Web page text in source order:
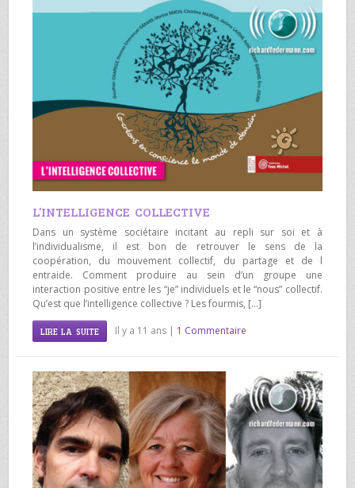
L’INTELLIGENCE COLLECTIVE
Dans un système sociétaire incitant au repli sur soi et à
l’individualisme, il est bon de retrouver le sens de la
coopération, du mouvement collectif, du partage et de l
entraide. Comment produire au sein d’un groupe une
interaction positive entre les “je” individuels et le “nous” collectif.
Qu’est que l’intelligence collective ? Les fourmis, […]
LIRE LA SUITE Il y a 11 ans | 1 Commentaire